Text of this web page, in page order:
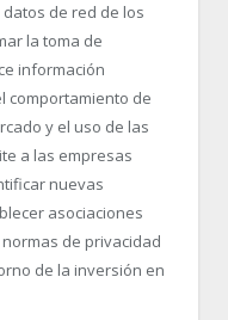
de red de los
la toma de
información
comportamiento de
y el uso de las
a las empresas
nuevas
asociaciones
de privacidad
de la inversión en